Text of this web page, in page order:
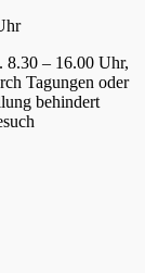
8.30 – 16.00 Uhr,
Tagungen oder
behindert